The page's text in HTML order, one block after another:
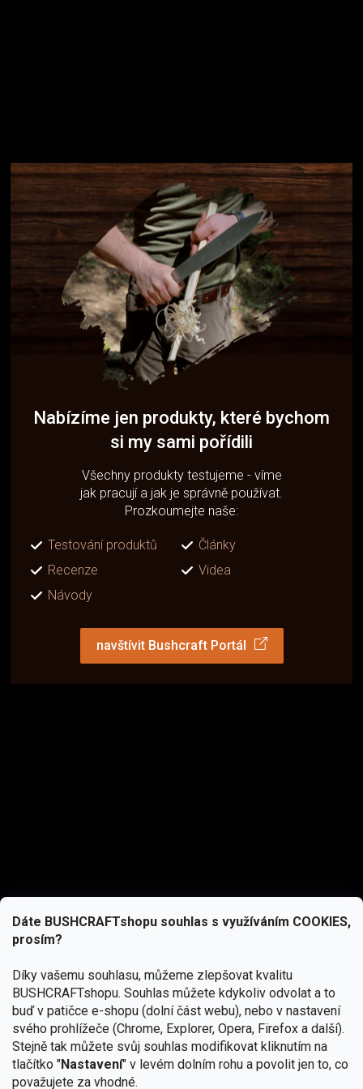
Dáte BUSHCRAFTshopu souhlas s využíváním COOKIES,
prosím?
Díky vašemu souhlasu, můžeme zlepšovat kvalitu
BUSHCRAFTshopu. Souhlas můžete kdykoliv odvolat a to
buď v patičce e-shopu (dolní část webu), nebo v nastavení
svého prohlížeče (Chrome, Explorer, Opera, Firefox a další).
Stejně tak můžete svůj souhlas modifikovat kliknutím na
tlačítko "Nastavení" v levém dolním rohu a povolit jen to, co
považujete za vhodné.
Nabízíme jen produkty, které bychom
si my sami pořídili
Všechny produkty testujeme - víme
jak pracují a jak je správně používat.
Prozkoumejte naše:
Testování produktů
Články
Recenze
Videa
Návody
navštívit Bushcraft Portál